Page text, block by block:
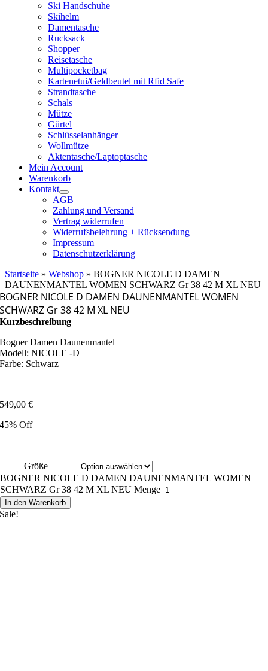
Ski Handschuhe
Skihelm
Damentasche
Rucksack
Shopper
Reisetasche
Multipocketbag
Kartenetui/Geldbeutel mit Rfid Safe
Strandtasche
Schals
Mütze
Gürtel
Schlüsselanhänger
Wollmütze
Aktentasche/Laptoptasche
Mein Account
Warenkorb
Kontakt
AGB
Zahlung und Versand
Vertrag widerrufen
Widerrufsbelehrung + Rücksendung
Impressum
Datenschutzerklärung
Startseite » Webshop » BOGNER NICOLE D DAMEN
DAUNENMANTEL WOMEN SCHWARZ Gr 38 42 M XL NEU
BOGNER NICOLE D DAMEN DAUNENMANTEL WOMEN
SCHWARZ Gr 38 42 M XL NEU
Kurzbeschreibung
Bogner Damen Daunenmantel
Modell: NICOLE -D
Farbe: Schwarz
549,00€
45% Off
Größe
BOGNER NICOLE D DAMEN DAUNENMANTEL WOMEN
SCHWARZ Gr 38 42 M XL NEU Menge
In den Warenkorb
Sale!